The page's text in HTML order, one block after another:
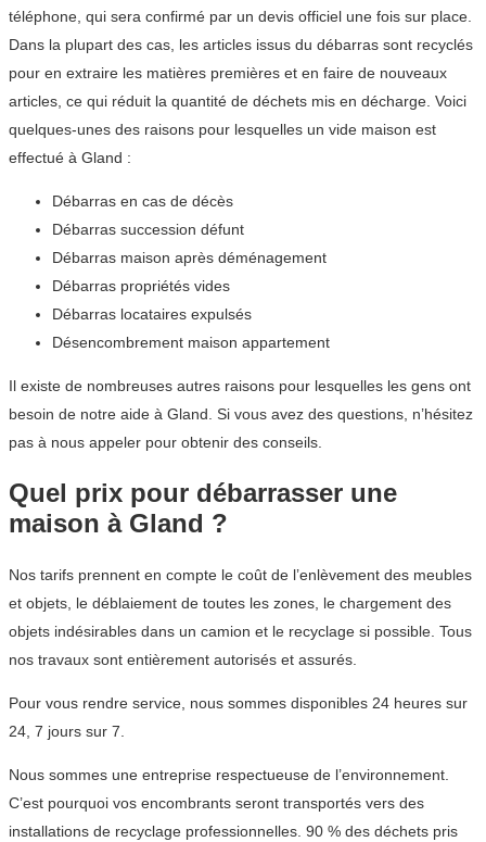
téléphone, qui sera confirmé par un devis officiel une fois sur place.
Dans la plupart des cas, les articles issus du débarras sont recyclés
pour en extraire les matières premières et en faire de nouveaux
articles, ce qui réduit la quantité de déchets mis en décharge. Voici
quelques-unes des raisons pour lesquelles un vide maison est
effectué à Gland :
Débarras en cas de décès
Débarras succession défunt
Débarras maison après déménagement
Débarras propriétés vides
Débarras locataires expulsés
Désencombrement maison appartement
Il existe de nombreuses autres raisons pour lesquelles les gens ont
besoin de notre aide à Gland. Si vous avez des questions, n’hésitez
pas à nous appeler pour obtenir des conseils.
Quel prix pour débarrasser une
maison à Gland ?
Nos tarifs prennent en compte le coût de l’enlèvement des meubles
et objets, le déblaiement de toutes les zones, le chargement des
objets indésirables dans un camion et le recyclage si possible. Tous
nos travaux sont entièrement autorisés et assurés.
Pour vous rendre service, nous sommes disponibles 24 heures sur
24, 7 jours sur 7.
Nous sommes une entreprise respectueuse de l’environnement.
C’est pourquoi vos encombrants seront transportés vers des
installations de recyclage professionnelles. 90 % des déchets pris